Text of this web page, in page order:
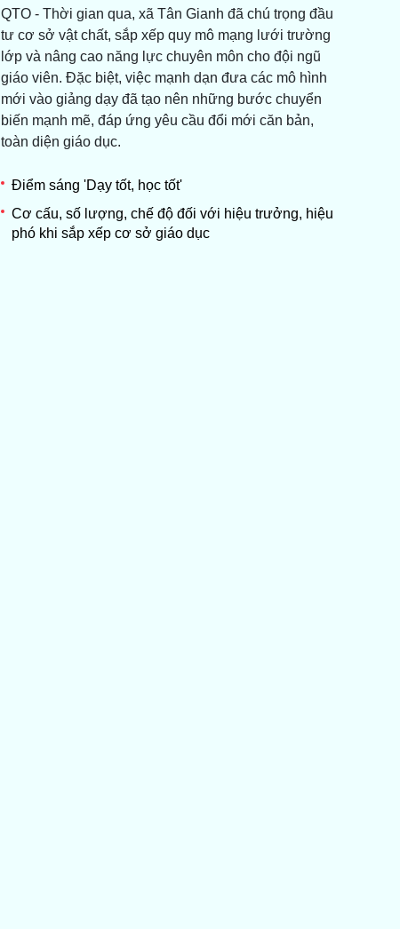
QTO - Thời gian qua, xã Tân Gianh đã chú trọng đầu
tư cơ sở vật chất, sắp xếp quy mô mạng lưới trường
lớp và nâng cao năng lực chuyên môn cho đội ngũ
giáo viên. Đặc biệt, việc mạnh dạn đưa các mô hình
mới vào giảng dạy đã tạo nên những bước chuyển
biến mạnh mẽ, đáp ứng yêu cầu đổi mới căn bản,
toàn diện giáo dục.
Điểm sáng 'Dạy tốt, học tốt'
Cơ cấu, số lượng, chế độ đối với hiệu trưởng, hiệu
phó khi sắp xếp cơ sở giáo dục